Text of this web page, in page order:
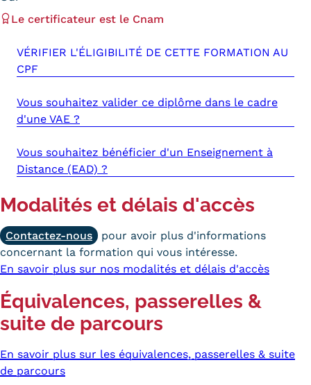
Alternance
Enseignement à distance
l'Expérience (VAE)
Validation des études
supérieures (VES)
Validation des acquis
professionnels et personnels
(VAPP)
Infos pratiques
Le certificateur est le Cnam
VÉRIFIER L'ÉLIGIBILITÉ DE CETTE FORMATION AU
CPF
Vous souhaitez valider ce diplôme dans le cadre
d'une VAE ?
Vous souhaitez bénéficier d'un Enseignement à
Distance (EAD) ?
Modalités et délais d'accès
Contactez-nous
pour avoir plus d'informations
concernant la formation qui vous intéresse.
En savoir plus sur nos modalités et délais d'accès
Équivalences, passerelles &
suite de parcours
En savoir plus sur les équivalences, passerelles & suite
de parcours